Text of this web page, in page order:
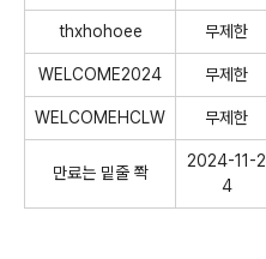
thxhohoee 무제한
WELCOME2024 무제한
WELCOMEHCLW 무제한
만료는 밑줄 쫙
2024-11-2
4